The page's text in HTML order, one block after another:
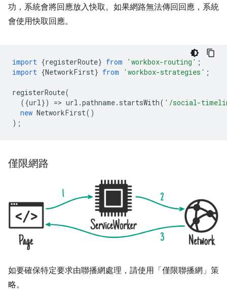
功，系統會將回應放入快取。如果網路無法傳回回應，系統
會使用快取回應。
import {registerRoute} from 'workbox-routing' ;
import {NetworkFirst} from 'workbox-strategies' ;
registerRoute(
({url}) => url .pathname. startsWith( '/social-
new NetworkFirst()
);
僅限網路
如要確保特定要求由聯播網處理，請使用「僅限聯播網」 策
略。